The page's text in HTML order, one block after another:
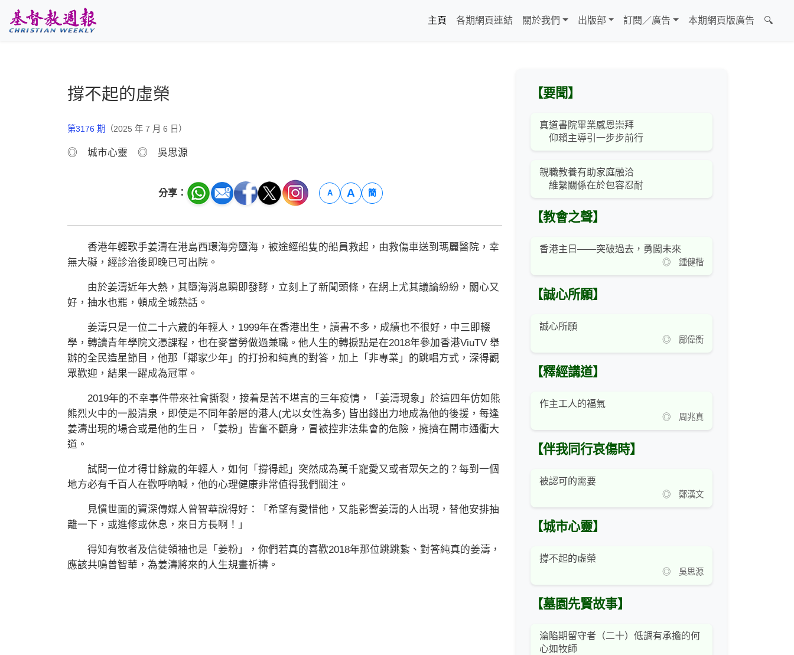
主頁
各期網頁連結 關於我們 出版部 訂閱／廣告 本期網頁版廣告 🔍
撐不起的虛榮
第3176 期 （2025 年 7 月 6 日）
◎ 城市心靈 ◎ 吳思源
分享： A A 簡
香港年輕歌手姜濤在港島西環海旁墮海，被途經船隻的船員救起，由救傷車送到瑪麗醫院，幸
無大礙，經診治後即晚已可出院。
由於姜濤近年大熱，其墮海消息瞬即發酵，立刻上了新聞頭條，在網上尤其議論紛紛，關心又
好，抽水也罷，頓成全城熱話。
姜濤只是一位二十六歲的年輕人，1999年在香港出生，讀書不多，成績也不很好，中三即輟
學，轉讀青年學院文憑課程，也在麥當勞做過兼職。他人生的轉捩點是在2018年參加香港ViuTV 舉
辦的全民造星節目，他那「鄰家少年」的打扮和純真的對答，加上「非專業」的跳唱方式，深得觀
眾歡迎，結果一躍成為冠軍。
2019年的不幸事件帶來社會撕裂，接着是苦不堪言的三年疫情，「姜濤現象」於這四年仿如熊
熊烈火中的一股清泉，即使是不同年齡層的港人(尤以女性為多) 皆出錢出力地成為他的後援，每逢
姜濤出現的場合或是他的生日，「姜粉」皆奮不顧身，冒被控非法集會的危險，擁擠在鬧市通衢大
道。
試問一位才得廿餘歲的年輕人，如何「撐得起」突然成為萬千寵愛又或者眾矢之的？每到一個
地方必有千百人在歡呼吶喊，他的心理健康非常值得我們關注。
見慣世面的資深傳媒人曾智華說得好：「希望有愛惜他，又能影響姜濤的人出現，替他安排抽
離一下，或進修或休息，來日方長啊！」
得知有牧者及信徒領袖也是「姜粉」，你們若真的喜歡2018年那位跳跳紥、對答純真的姜濤，
應該共鳴曾智華，為姜濤將來的人生規畫祈禱。
【要聞】
真道書院畢業感恩崇拜
仰賴主導引一步步前行
親職教養有助家庭融洽
維繫關係在於包容忍耐
【教會之聲】
香港主日——突破過去，勇闖未來
◎ 鍾健楷
【誠心所願】
誠心所願
◎ 鄺偉衡
【釋經講道】
作主工人的福氣
◎ 周兆真
【伴我同行哀傷時】
被認可的需要
◎ 鄭漢文
【城市心靈】
撐不起的虛榮
◎ 吳思源
【墓園先賢故事】
淪陷期留守者（二十）低調有承擔的何
心如牧師